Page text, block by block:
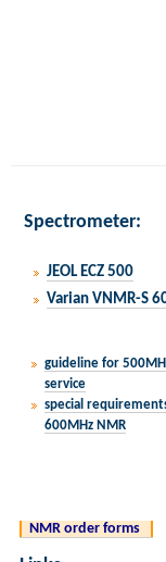
Spectrometer:
JEOL ECZ 500
Varian VNMR-S
guideline for
service
special
600MHz NMR
NMR order forms